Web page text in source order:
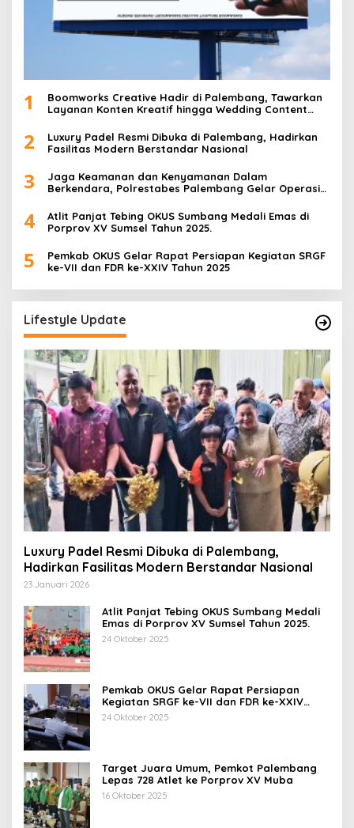
1
Boomworks Creative Hadir di Palembang, Tawarkan
Layanan Konten Kreatif hingga Wedding Content
2
Luxury Padel Resmi Dibuka di Palembang, Hadirkan
Fasilitas Modern Berstandar Nasional
3
Jaga Keamanan dan Kenyamanan Dalam
Berkendara, Polrestabes Palembang Gelar Operasi
4
Atlit Panjat Tebing OKUS Sumbang Medali Emas di
Porprov XV Sumsel Tahun 2025.
5
Pemkab OKUS Gelar Rapat Persiapan Kegiatan SRGF
ke-VII dan FDR ke-XXIV Tahun 2025
Lifestyle Update
Luxury Padel Resmi Dibuka di Palembang,
Hadirkan Fasilitas Modern Berstandar Nasional
23 Januari 2026
Atlit Panjat Tebing OKUS Sumbang Medali
Emas di Porprov XV Sumsel Tahun 2025.
24 Oktober 2025
Pemkab OKUS Gelar Rapat Persiapan
Kegiatan SRGF ke-VII dan FDR ke-XXIV
Tahun 2025
24 Oktober 2025
Target Juara Umum, Pemkot Palembang
Lepas 728 Atlet ke Porprov XV Muba
16 Oktober 2025